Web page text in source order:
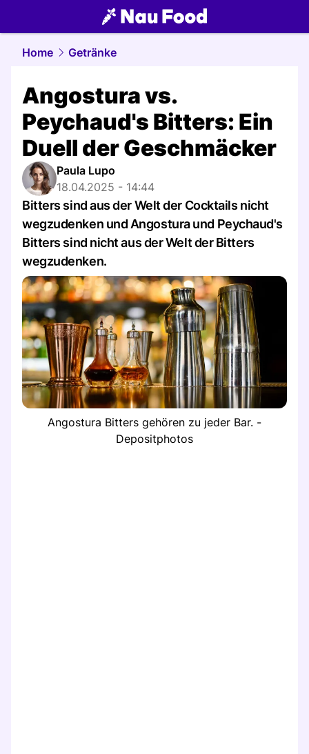
food.NAU.ch
Home Getränke
Angostura vs.
Peychaud's Bitters: Ein
Duell der Geschmäcker
Paula Lupo
18.04.2025 - 14:44
Bitters sind aus der Welt der Cocktails nicht
wegzudenken und Angostura und Peychaud's
Bitters sind nicht aus der Welt der Bitters
wegzudenken.
Angostura Bitters gehören zu jeder Bar. -
Depositphotos